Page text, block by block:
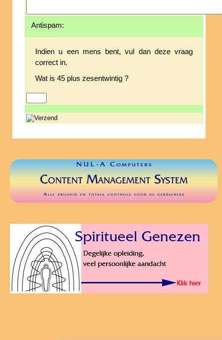
Antispam:
Indien u een mens bent, vul dan deze vraag
correct in.
Wat is 45 plus zesentwintig ?